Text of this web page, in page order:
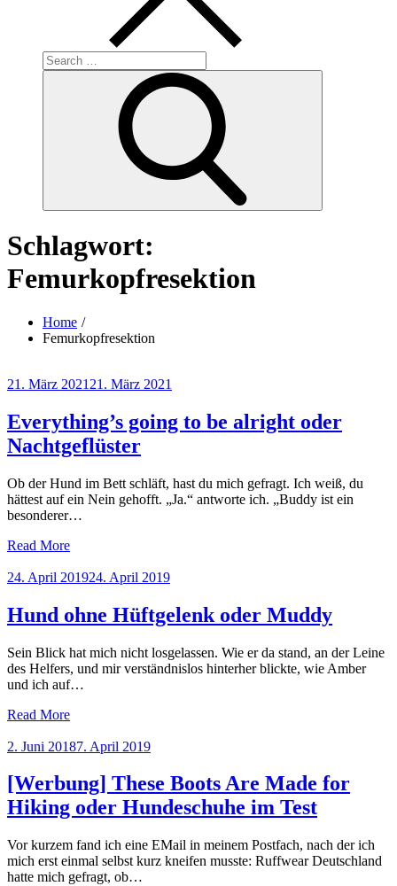
Search
for:
Schlagwort:
Femurkopfresektion
Home
Femurkopfresektion
Posted
21. März 2021 21. März 2021
Everything’s going to be alright oder
Nachtgeflüster
Ob der Hund im Bett schläft, hast du mich gefragt. Ich weiß, du
hättest auf ein Nein gehofft. „Ja.“ antworte ich. „Buddy ist ein
besonderer…
Read More
Posted
24. April 201924. April 2019
Hund ohne Hüftgelenk oder Muddy
Sein Blick hat mich nicht losgelassen. Wie er da stand, an der Leine
des Helfers, und mir verständnislos hinterher blickte, wie Amber
und ich auf…
Read More
Posted
2. Juni 20187. April 2019
[Werbung] These Boots Are Made for
Hiking oder Hundeschuhe im Test
Vor kurzem fand ich eine EMail in meinem Postfach, nach der ich
mich erst einmal selbst kurz kneifen musste: Ruffwear Deutschland
hatte mich gefragt, ob…